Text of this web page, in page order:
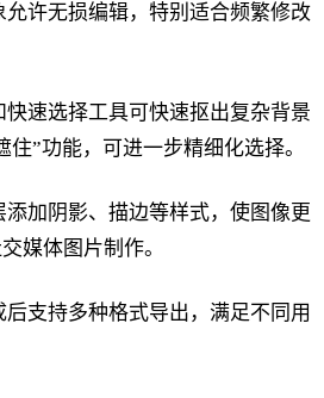
允许无损编辑，特别适合频繁修改
快速选择工具可快速抠出复杂背景
”功能，可进一步精细化选择。
添加阴影、描边等样式，使图像更
媒体图片制作。
后支持多种格式导出，满足不同用